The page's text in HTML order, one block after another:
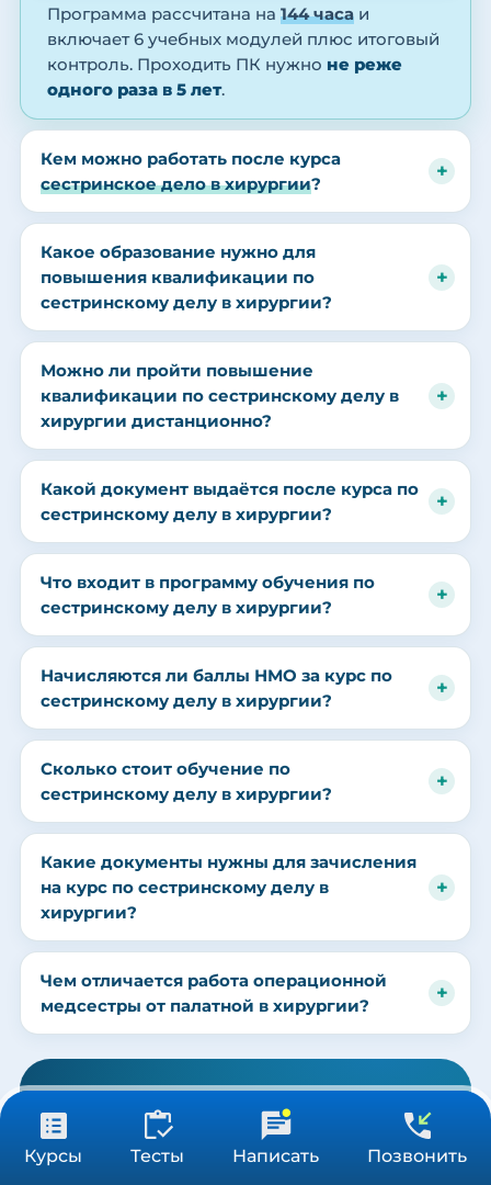
Курсы Тесты Написать Позвонить
Программа рассчитана на 144 часа и
включает 6 учебных модулей плюс итоговый
контроль. Проходить ПК нужно не реже
одного раза в 5 лет.
Кем можно работать после курса
сестринское дело в хирургии?
Какое образование нужно для
повышения квалификации по
сестринскому делу в хирургии?
Можно ли пройти повышение
квалификации по сестринскому делу в
хирургии дистанционно?
Какой документ выдаётся после курса по
сестринскому делу в хирургии?
Что входит в программу обучения по
сестринскому делу в хирургии?
Начисляются ли баллы НМО за курс по
сестринскому делу в хирургии?
Сколько стоит обучение по
сестринскому делу в хирургии?
Какие документы нужны для зачисления
на курс по сестринскому делу в
хирургии?
Чем отличается работа операционной
медсестры от палатной в хирургии?
Оставьте заявку на курс «Сестринское
дело в хирургии» — перезвоним, ответим
от 3 900 ₽
36/72/144 ч Получить консультацию